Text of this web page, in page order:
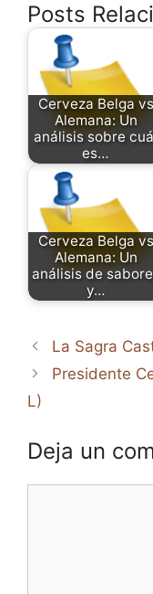
Posts
Cerveza Belga vs
Alemana: Un
análisis sobre
es…
Cerveza Belga vs
Alemana: Un
análisis de
y…
La Sagra
Presidente
L)
Deja un